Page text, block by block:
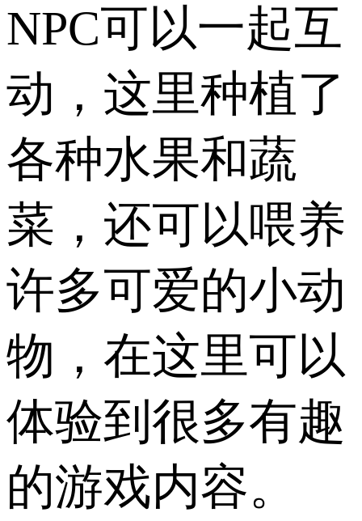
NPC可以一起互
动，这里种植了
各种水果和蔬
菜，还可以喂养
许多可爱的小动
物，在这里可以
体验到很多有趣
的游戏内容。